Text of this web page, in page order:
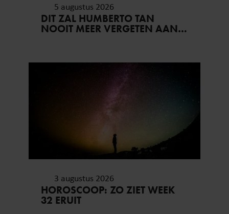
5 augustus 2026
DIT ZAL HUMBERTO TAN
NOOIT MEER VERGETEN AAN
3 augustus 2026
HOROSCOOP: ZO ZIET WEEK
32 ERUIT